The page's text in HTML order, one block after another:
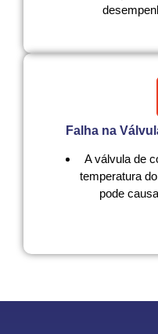
Falha na
A válvula de
temperatura
pode